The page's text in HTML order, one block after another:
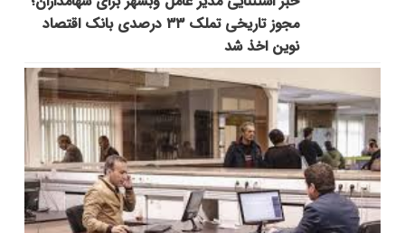
مجوز تاریخی تملک ۳۳ درصدی بانک اقتصاد
نوین اخذ شد